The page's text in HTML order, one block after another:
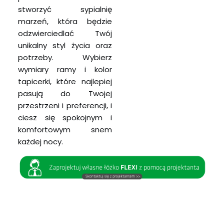
stworzyć sypialnię
marzeń, która będzie
odzwierciedlać Twój
unikalny styl życia oraz
potrzeby. Wybierz
wymiary ramy i kolor
tapicerki, które najlepiej
pasują do Twojej
przestrzeni i preferencji, i
ciesz się spokojnym i
komfortowym snem
każdej nocy.